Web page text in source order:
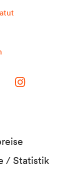
/ Statistik